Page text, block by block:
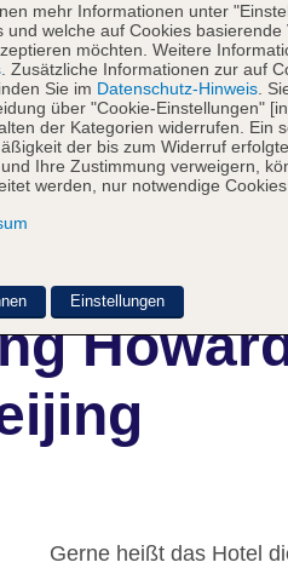
Gerne heißt das Hotel
mehr Informationen unter
und welche auf Cookies
möchten. Weitere
. Zusätzliche Informationen zur auf
Sie im Datenschutz-Hinweis .
über "Cookie-Einstellungen"
der Kategorien widerrufen. Ein
der bis zum Widerruf
Ihre Zustimmung verweigern,
werden, nur notwendige Cookies
Einstellungen